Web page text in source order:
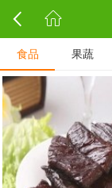
食品 果蔬